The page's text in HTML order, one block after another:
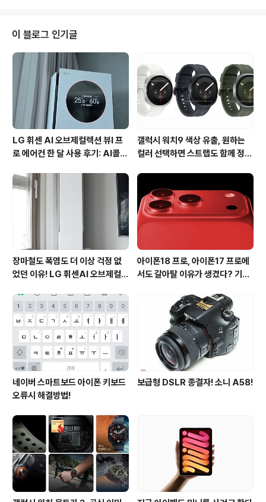
지로 인터넷 강의를 들으며 준비하기엔 한계가 있기 마련
인데요. 아무래도 학교와 같이 출결과 생활, 진학지도까지
관리해 주는 학원이 공부하는데 동기부여도 되고, 열정을
갖고 공부하도록 해주는게 아닌가 생각됩니다. 부산에는
범일동~서면까지 대입 단과, 종합 학원들이 많이 있지만 E
BS, 강남구청 등 온라인 강의로 실력을 ..
이 블로그 인기글
LG 휘센 AI 오브제컬렉션 뷰I 프
로 에어컨 한 달 사용 후기: AI콜드
갤럭시 워치9 색상 유출, 원하는
컬러 선택하면 스트랩도 함께 정해
장마철도 폭염도 더 이상 걱정 없
었던 이유! LG 휘센AI 오브제컬렉
사용 후기
아이폰18 프로, 아이폰17 프로에
서도 갈아탈 이유가 생겼다? 기대
네이버 스마트보드 아이폰 키보드
오류시 해결방법!
보급형 DSLR 종결자! 소니 A58!